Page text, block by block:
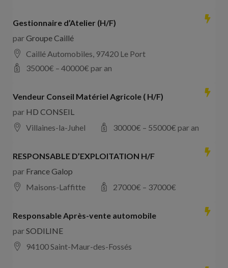
Gestionnaire d’Atelier (H/F)
parGroupe Caillé
Caillé Automobiles, 97420 Le Port
35000€ – 40000€ par an
Vendeur Conseil Matériel Agricole ( H/F)
par HD CONSEIL
Villaines-la-Juhel
30000€ – 55000€ par an
RESPONSABLE D’EXPLOITATION H/F
par France Galop
Maisons-Laffitte
27000€ – 37000€
Responsable Après-vente automobile
parSODILINE
94100 Saint-Maur-des-Fossés